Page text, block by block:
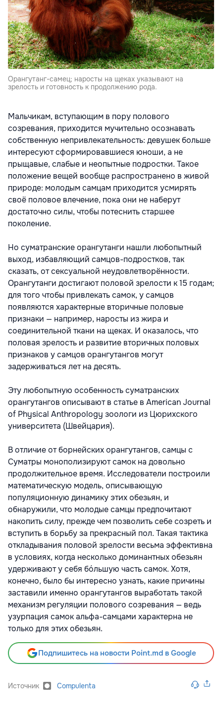
Орангутанг-самец; наросты на щеках указывают на
зрелость и готовность к продолжению рода.
Мальчикам, вступающим в пору полового
созревания, приходится мучительно осознавать
собственную непривлекательность: девушек больше
интересуют сформировавшиеся юноши, а не
прыщавые, слабые и неопытные подростки. Такое
положение вещей вообще распространено в живой
природе: молодым самцам приходится усмирять
своё половое влечение, пока они не наберут
достаточно силы, чтобы потеснить старшее
поколение.
Но суматранские орангутанги нашли любопытный
выход, избавляющий самцов-подростков, так
сказать, от сексуальной неудовлетворённости.
Орангутанги достигают половой зрелости к 15 годам;
для того чтобы привлекать самок, у самцов
появляются характерные вторичные половые
признаки — например, наросты из жира и
соединительной ткани на щеках. И оказалось, что
половая зрелость и развитие вторичных половых
признаков у самцов орангутангов могут
задерживаться лет на десять.
Эту любопытную особенность суматранских
орангутангов описывают в статье в American Journal
of Physical Anthropology зоологи из Цюрихского
университета (Швейцария).
В отличие от борнейских орангутангов, самцы с
Суматры монополизируют самок на довольно
продолжительное время. Исследователи построили
математическую модель, описывающую
популяционную динамику этих обезьян, и
обнаружили, что молодые самцы предпочитают
накопить силу, прежде чем позволить себе созреть и
вступить в борьбу за прекрасный пол. Такая тактика
откладывания половой зрелости весьма эффективна
в условиях, когда несколько доминантных обезьян
удерживают у себя бóльшую часть самок. Хотя,
конечно, было бы интересно узнать, какие причины
заставили именно орангутангов выработать такой
механизм регуляции полового созревания — ведь
узурпация самок альфа-самцами характерна не
только для этих обезьян.
Подпишитесь на новости Point.md в Google
Источник Compulenta